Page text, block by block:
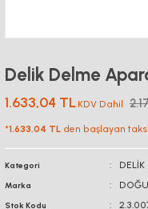
Delik Delme
1.633,04 TL KDV Dahil
*1.633,04 TL den başlayan
Kategori DELİK
Marka
Stok Kodu